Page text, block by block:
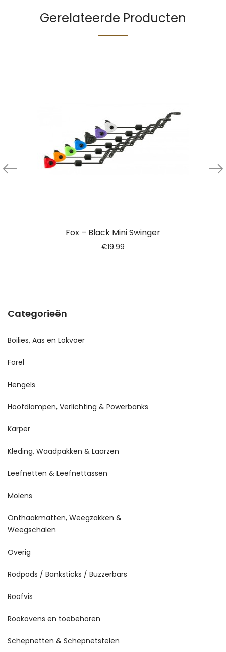
Gerelateerde Producten
Fox – Black Mini Swinger
€19.99
Categorieën
Boilies, Aas en Lokvoer
Forel
Hengels
Hoofdlampen, Verlichting & Powerbanks
Karper
Kleding, Waadpakken & Laarzen
Leefnetten & Leefnettassen
Molens
Onthaakmatten, Weegzakken &
Weegschalen
Overig
Rodpods / Banksticks / Buzzerbars
Roofvis
Rookovens en toebehoren
Schepnetten & Schepnetstelen